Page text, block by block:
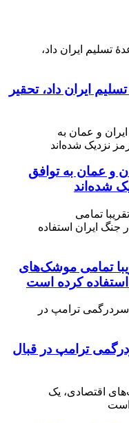
ایران داد، تحقیر
و عمان به توافق
شده‌اند
تمامی موشک‌های
استفاده کرده است
ترامپ در قبال